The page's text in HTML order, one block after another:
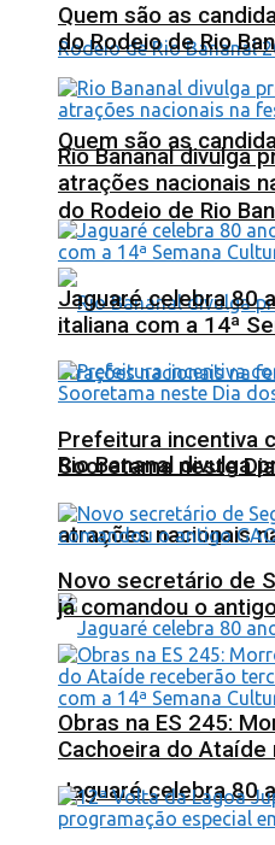
Quem são as
do Rodeio de Rio
Rio Bananal divulga
atrações nacionais
Jaguaré celebra 80
Quem são as
do Rodeio de Rio
Rio Bananal divulga
atrações nacionais
Jaguaré celebra 80
italiana com a 14ª
Prefeitura incentiva
Sooretama neste
Novo secretário de
já comandou o
Obras na ES 245:
Cachoeira do